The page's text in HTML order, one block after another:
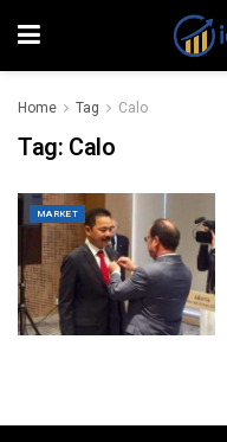
Home Tag Calo
Tag: Calo
MARKET